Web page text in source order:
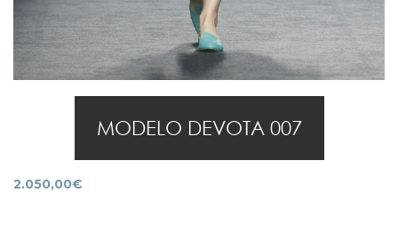
MODELO DEVOTA 007
2.050,00€